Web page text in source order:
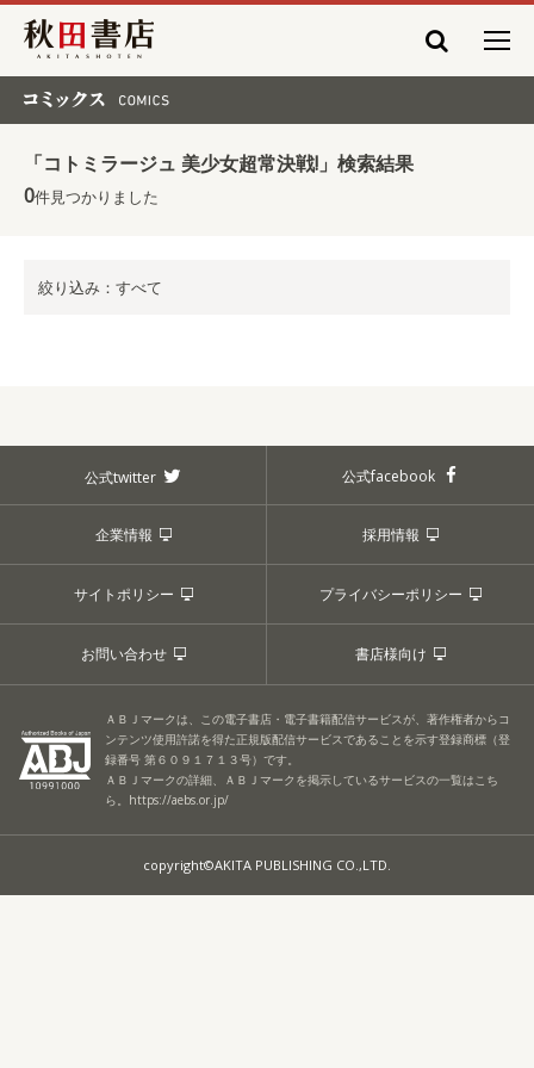
秋田書店
「コトミラージュ 美少女超常決戦!」検索結果
0件見つかりました
絞り込み：すべて
公式twitter 公式facebook
企業情報 採用情報
サイトポリシー プライバシーポリシー
お問い合わせ 書店様向け
ＡＢＪマークは、この電子書店・電子書籍配信サービスが、著作権者からコ
ンテンツ使用許諾を得た正規版配信サービスであることを示す登録商標（登
録番号 第６０９１７１３号）です。
ＡＢＪマークの詳細、ＡＢＪマークを掲示しているサービスの一覧はこち
ら。 https://aebs.or.jp/
copyright©AKITA PUBLISHING CO.,LTD.